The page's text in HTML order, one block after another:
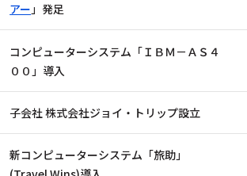
アー」発足
コンピューターシステム「ＩＢＭ－ＡＳ４
００」導入
子会社 株式会社ジョイ・トリップ設立
新コンピューターシステム「旅助」